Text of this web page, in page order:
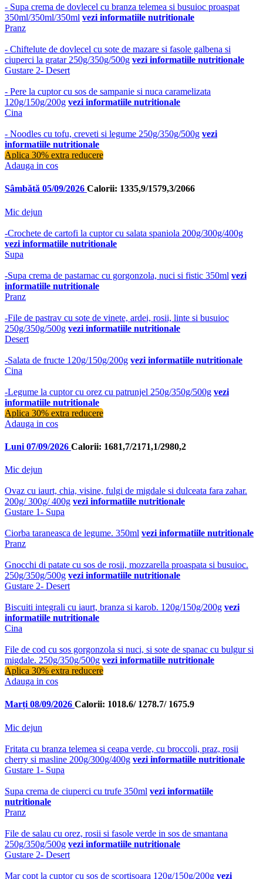
- Supa crema de dovlecel cu branza telemea si busuioc proaspat
350ml/350ml/350ml vezi informatiile nutritionale
Pranz
- Chiftelute de dovlecel cu sote de mazare si fasole galbena si
ciuperci la gratar 250g/350g/500g vezi informatiile nutritionale
Gustare 2- Desert
- Pere la cuptor cu sos de sampanie si nuca caramelizata
120g/150g/200g vezi informatiile nutritionale
Cina
- Noodles cu tofu, creveti si legume 250g/350g/500g vezi
informatiile nutritionale
Aplica 30% extra reducere
Adauga in cos
Sâmbătă 05/09/2026 Calorii: 1335,9/1579,3/2066
Mic dejun
-Crochete de cartofi la cuptor cu salata spaniola 200g/300g/400g
vezi informatiile nutritionale
Supa
-Supa crema de pastarnac cu gorgonzola, nuci si fistic 350ml vezi
informatiile nutritionale
Pranz
-File de pastrav cu sote de vinete, ardei, rosii, linte si busuioc
250g/350g/500g vezi informatiile nutritionale
Desert
-Salata de fructe 120g/150g/200g vezi informatiile nutritionale
Cina
-Legume la cuptor cu orez cu patrunjel 250g/350g/500g vezi
informatiile nutritionale
Aplica 30% extra reducere
Adauga in cos
Luni 07/09/2026 Calorii: 1681,7/2171,1/2980,2
Mic dejun
Ovaz cu iaurt, chia, visine, fulgi de migdale si dulceata fara zahar.
200g/ 300g/ 400g vezi informatiile nutritionale
Gustare 1- Supa
Ciorba taraneasca de legume. 350ml vezi informatiile nutritionale
Pranz
Gnocchi di patate cu sos de rosii, mozzarella proaspata si busuioc.
250g/350g/500g vezi informatiile nutritionale
Gustare 2- Desert
Biscuiti integrali cu iaurt, branza si karob. 120g/150g/200g vezi
informatiile nutritionale
Cina
File de cod cu sos gorgonzola si nuci, si sote de spanac cu bulgur si
migdale. 250g/350g/500g vezi informatiile nutritionale
Aplica 30% extra reducere
Adauga in cos
Marți 08/09/2026 Calorii: 1018.6/ 1278.7/ 1675.9
Mic dejun
Fritata cu branza telemea si ceapa verde, cu broccoli, praz, rosii
cherry si masline 200g/300g/400g vezi informatiile nutritionale
Gustare 1- Supa
Supa crema de ciuperci cu trufe 350ml vezi informatiile
nutritionale
Pranz
File de salau cu orez, rosii si fasole verde in sos de smantana
250g/350g/500g vezi informatiile nutritionale
Gustare 2- Desert
Mar copt la cuptor cu sos de scortisoara 120g/150g/200g vezi